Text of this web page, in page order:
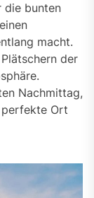
die bunten
macht.
der
Nachmittag,
Ort